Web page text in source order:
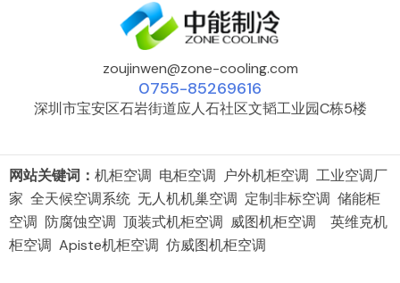
zoujinwen@zone-cooling.com
0755-85269616
深圳市宝安区石岩街道应人石社区文韬工业园C栋5楼
网站关键词： 机柜空调 电柜空调 户外机柜空调 工业空调厂
家 全天候空调系统 无人机机巢空调 定制非标空调 储能柜
空调 防腐蚀空调 顶装式机柜空调 威图机柜空调 英维克机
柜空调 Apiste机柜空调 仿威图机柜空调